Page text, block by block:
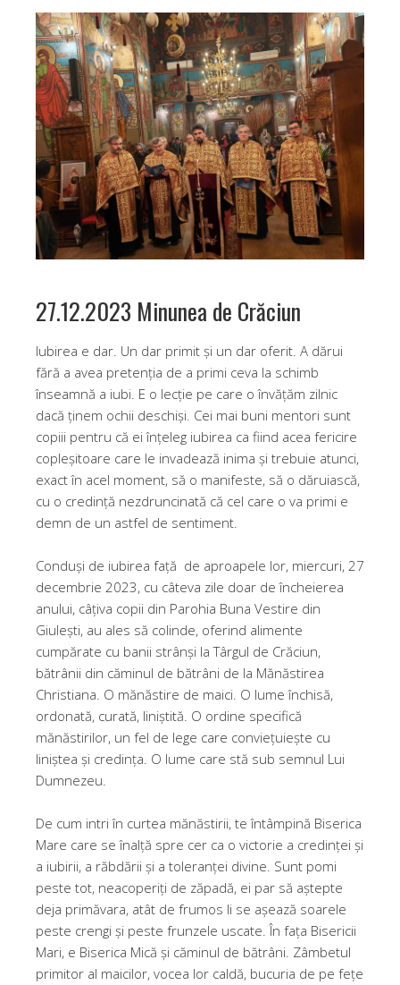
27.12.2023 Minunea de Crăciun
Iubirea e dar. Un dar primit și un dar oferit. A dărui
fără a avea pretenția de a primi ceva la schimb
înseamnă a iubi. E o lecție pe care o învățăm zilnic
dacă ținem ochii deschiși. Cei mai buni mentori sunt
copiii pentru că ei înțeleg iubirea ca fiind acea fericire
copleșitoare care le invadează inima și trebuie atunci,
exact în acel moment, să o manifeste, să o dăruiască,
cu o credință nezdruncinată că cel care o va primi e
demn de un astfel de sentiment.
Conduși de iubirea față de aproapele lor, miercuri, 27
decembrie 2023, cu câteva zile doar de încheierea
anului, câțiva copii din Parohia Buna Vestire din
Giulești, au ales să colinde, oferind alimente
cumpărate cu banii strânși la Târgul de Crăciun,
bătrânii din căminul de bătrâni de la Mănăstirea
Christiana. O mănăstire de maici. O lume închisă,
ordonată, curată, liniștită. O ordine specifică
mănăstirilor, un fel de lege care conviețuiește cu
liniștea și credința. O lume care stă sub semnul Lui
Dumnezeu.
De cum intri în curtea mănăstirii, te întâmpină Biserica
Mare care se înalță spre cer ca o victorie a credinței și
a iubirii, a răbdării și a toleranței divine. Sunt pomi
peste tot, neacoperiți de zăpadă, ei par să aștepte
deja primăvara, atât de frumos li se așează soarele
peste crengi și peste frunzele uscate. În fața Bisericii
Mari, e Biserica Mică și căminul de bătrâni. Zâmbetul
primitor al maicilor, vocea lor caldă, bucuria de pe fețe